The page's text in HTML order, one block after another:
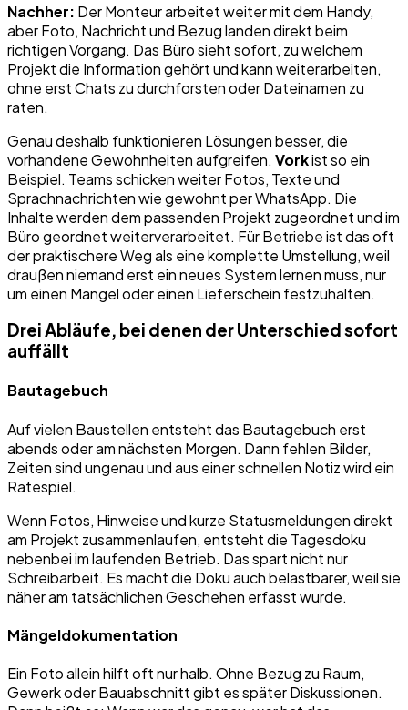
Nachher: Der Monteur arbeitet weiter mit dem Handy,
aber Foto, Nachricht und Bezug landen direkt beim
richtigen Vorgang. Das Büro sieht sofort, zu welchem
Projekt die Information gehört und kann weiterarbeiten,
ohne erst Chats zu durchforsten oder Dateinamen zu
raten.
Genau deshalb funktionieren Lösungen besser, die
vorhandene Gewohnheiten aufgreifen. Vorkist so ein
Beispiel. Teams schicken weiter Fotos, Texte und
Sprachnachrichten wie gewohnt per WhatsApp. Die
Inhalte werden dem passenden Projekt zugeordnet und im
Büro geordnet weiterverarbeitet. Für Betriebe ist das oft
der praktischere Weg als eine komplette Umstellung, weil
draußen niemand erst ein neues System lernen muss, nur
um einen Mangel oder einen Lieferschein festzuhalten.
Drei Abläufe, bei denen der Unterschied sofort
auffällt
Bautagebuch
Auf vielen Baustellen entsteht das Bautagebuch erst
abends oder am nächsten Morgen. Dann fehlen Bilder,
Zeiten sind ungenau und aus einer schnellen Notiz wird ein
Ratespiel.
Wenn Fotos, Hinweise und kurze Statusmeldungen direkt
am Projekt zusammenlaufen, entsteht die Tagesdoku
nebenbei im laufenden Betrieb. Das spart nicht nur
Schreibarbeit. Es macht die Doku auch belastbarer, weil sie
näher am tatsächlichen Geschehen erfasst wurde.
Mängeldokumentation
Ein Foto allein hilft oft nur halb. Ohne Bezug zu Raum,
Gewerk oder Bauabschnitt gibt es später Diskussionen.